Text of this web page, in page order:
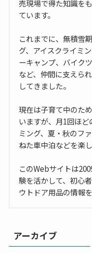
売現場で得た知識を
ています。
これまでに、無積雪
グ、アイスクライミ
ーキャンプ、バイク
など、仲間に支えら
してきました。
現在は子育て中のた
いますが、月1回ほ
ミング、夏・秋のフ
ねた車中泊などを楽し
このWebサイトは
験を活かして、初心
ウトドア用品の情報
アーカイブ